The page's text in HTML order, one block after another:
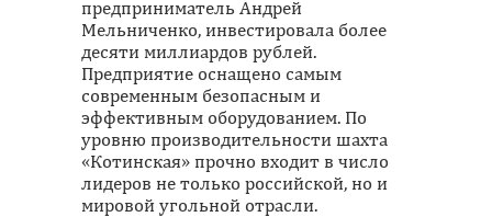
предприниматель Андрей
Мельниченко, инвестировала более
десяти миллиардов рублей.
Предприятие оснащено самым
современным безопасным и
эффективным оборудованием. По
уровню производительности шахта
«Котинская» прочно входит в число
лидеров не только российской, но и
мировой угольной отрасли.